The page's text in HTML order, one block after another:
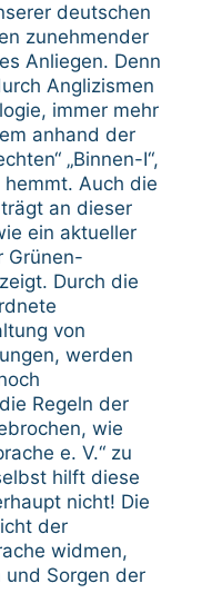
deutschen
zunehmender
Anliegen. Denn
Anglizismen
immer mehr
anhand der
„Binnen-I“,
Auch die
an dieser
ein aktueller
Grünen-
Durch die
von
werden
Regeln der
wie
e. V.“ zu
hilft diese
nicht! Die
der
widmen,
Sorgen der